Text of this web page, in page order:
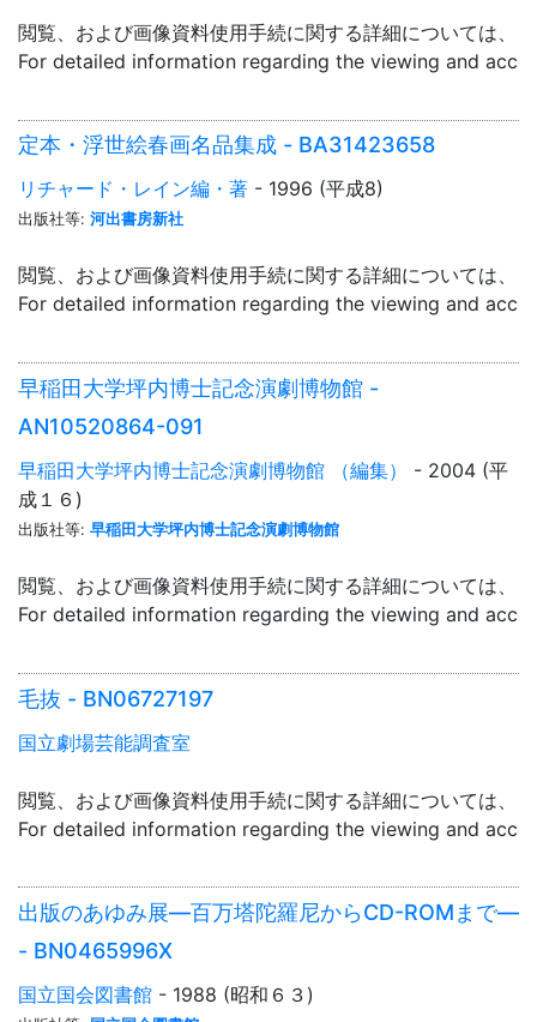
閲覧、および画像資料使用手続に関する詳細については、「
For detailed information regarding the viewing and
定本・浮世絵春画名品集成 - BA31423658
リチャード・レイン編・著 - 1996 (平成8)
出版社等: 河出書房新社
閲覧、および画像資料使用手続に関する詳細については、「
For detailed information regarding the viewing and
早稲田大学坪内博士記念演劇博物館 -
AN10520864-091
早稲田大学坪内博士記念演劇博物館 （編集）
- 2004 (平
成１６)
出版社等: 早稲田大学坪内博士記念演劇博物館
閲覧、および画像資料使用手続に関する詳細については、「
For detailed information regarding the viewing and
毛抜 - BN06727197
国立劇場芸能調査室
閲覧、および画像資料使用手続に関する詳細については、「
For detailed information regarding the viewing and
出版のあゆみ展―百万塔陀羅尼からCD-ROMまで―
- BN0465996X
国立国会図書館 - 1988 (昭和６３)